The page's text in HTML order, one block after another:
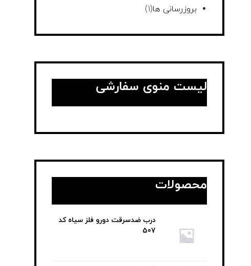
بروزرسانی ها(1)
لیست منوی سفارشی
محصولات
درب ضدسرقت دورو فلز سیاه کد
507